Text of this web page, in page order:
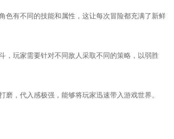
色有不同的技能和属性，这让每次冒险都充满了新鲜
，玩家需要针对不同敌人采取不同的策略，以弱胜
，代入感极强，能够将玩家迅速带入游戏世界。